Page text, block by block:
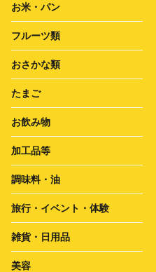
お米・パン
フルーツ類
おさかな類
たまご
お飲み物
加工品等
調味料・油
旅行・イベント・体験
雑貨・日用品
美容